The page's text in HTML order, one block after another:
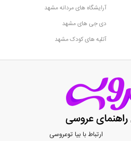
آرایشگاه های مردانه مشهد
دی جی های مشهد
آتلیه های کودک مشهد
ارتباط با بیا توعروسی